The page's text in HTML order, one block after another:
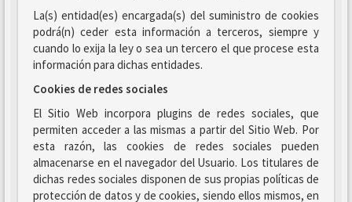
La(s) entidad(es) encargada(s) del suministro de cookies
podrá(n) ceder esta información a terceros, siempre y
cuando lo exija la ley o sea un tercero el que procese esta
información para dichas entidades.
Cookies de redes sociales
El Sitio Web incorpora plugins de redes sociales, que
permiten acceder a las mismas a partir del Sitio Web. Por
esta razón, las cookies de redes sociales pueden
almacenarse en el navegador del Usuario. Los titulares de
dichas redes sociales disponen de sus propias políticas de
protección de datos y de cookies, siendo ellos mismos, en